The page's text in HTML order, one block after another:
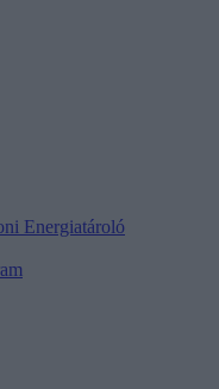
Energiatároló